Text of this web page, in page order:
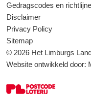
Gedragscodes en
Disclaimer
Privacy Policy
Sitemap
© 2026 Het Limburgs
Website ontwikkeld door: